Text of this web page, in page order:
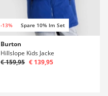
-13% Spare 10% Im Set
Burton
Hillslope Kids Jacke
€ 159,95 € 139,95